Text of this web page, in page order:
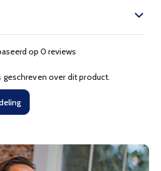
op 0 reviews
geschreven over dit product.